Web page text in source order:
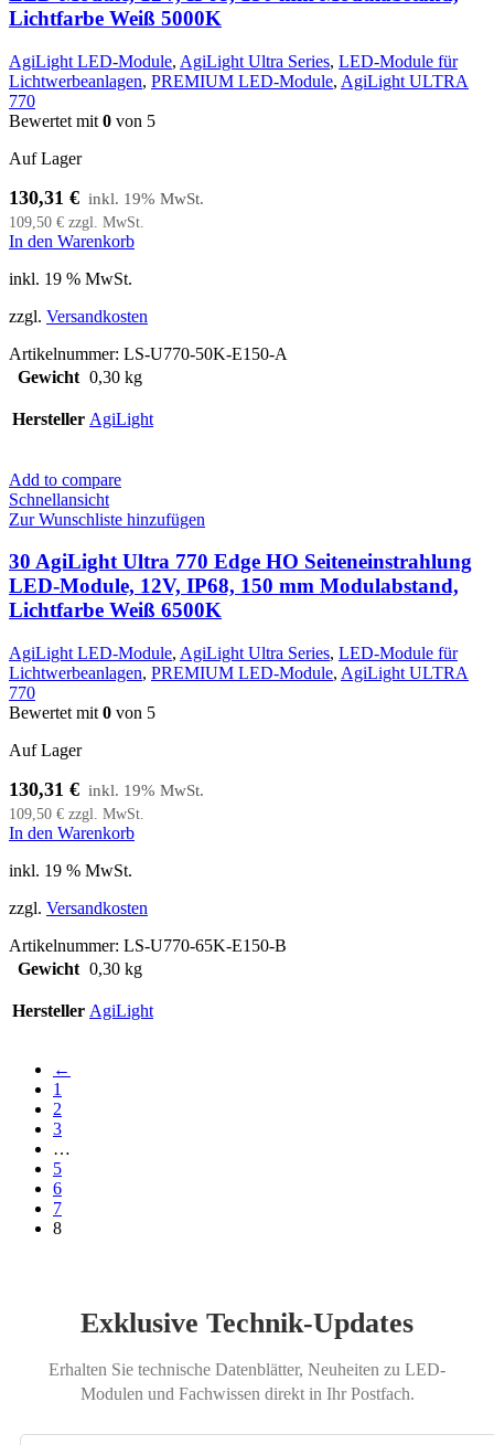
Lichtfarbe Weiß 5000K
AgiLight LED-Module, AgiLight Ultra Series, LED-Module für
Lichtwerbeanlagen, PREMIUM LED-Module, AgiLight ULTRA
770
Bewertet mit 0 von 5
Auf Lager
130,31 €
109,50 € zzgl. MwSt.
In den Warenkorb
inkl. 19 % MwSt.
zzgl. Versandkosten
Artikelnummer: LS-U770-50K-E150-A
Gewicht 0,30 kg
Hersteller AgiLight
Add to compare
Schnellansicht
Zur Wunschliste hinzufügen
30 AgiLight Ultra 770 Edge HO Seiteneinstrahlung
LED-Module, 12V, IP68, 150 mm Modulabstand,
Lichtfarbe Weiß 6500K
AgiLight LED-Module, AgiLight Ultra Series, LED-Module für
Lichtwerbeanlagen, PREMIUM LED-Module, AgiLight ULTRA
770
Bewertet mit 0 von 5
Auf Lager
130,31 €
109,50 € zzgl. MwSt.
In den Warenkorb
inkl. 19 % MwSt.
zzgl. Versandkosten
Artikelnummer: LS-U770-65K-E150-B
Gewicht 0,30 kg
Hersteller AgiLight
←
1
2
3
…
5
6
7
8
Exklusive Technik-Updates
Erhalten Sie technische Datenblätter, Neuheiten zu LED-
Modulen und Fachwissen direkt in Ihr Postfach.